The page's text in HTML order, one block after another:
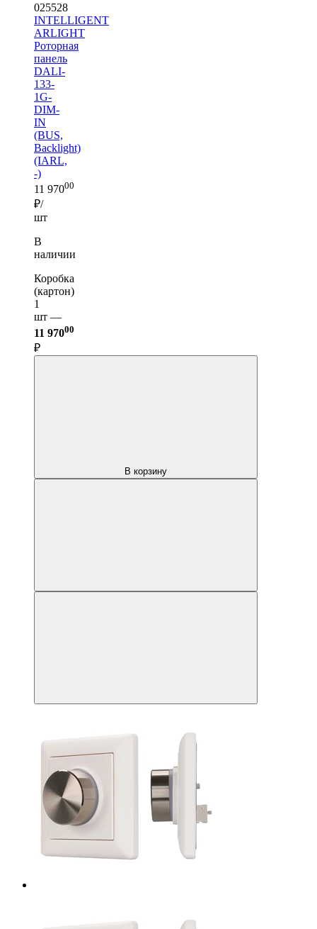
025528
INTELLIGENT
ARLIGHT
Роторная
панель
DALI-
133-
1G-
DIM-
IN
(BUS,
Backlight)
(IARL,
-)
11 97000
₽/
шт
В
наличии
Коробка
(картон)
1
шт —
11 97000
₽
В корзину